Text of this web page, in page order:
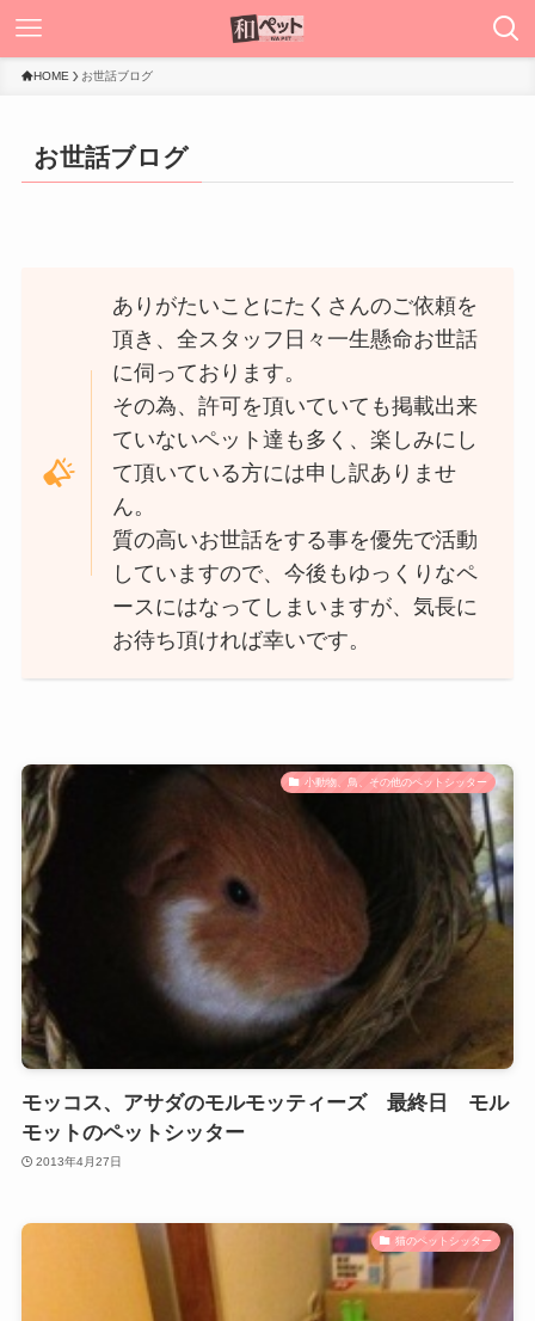
HOME お世話ブログ
お世話ブログ
ありがたいことにたくさんのご依頼を
頂き、全スタッフ日々一生懸命お世話
に伺っております。
その為、許可を頂いていても掲載出来
ていないペット達も多く、楽しみにし
て頂いている方には申し訳ありませ
ん。
質の高いお世話をする事を優先で活動
していますので、今後もゆっくりなペ
ースにはなってしまいますが、気長に
お待ち頂ければ幸いです。
小動物、鳥、その他のペットシッター
モッコス、アサダのモルモッティーズ 最終日 モル
モットのペットシッター
2013年4月27日
猫のペットシッター